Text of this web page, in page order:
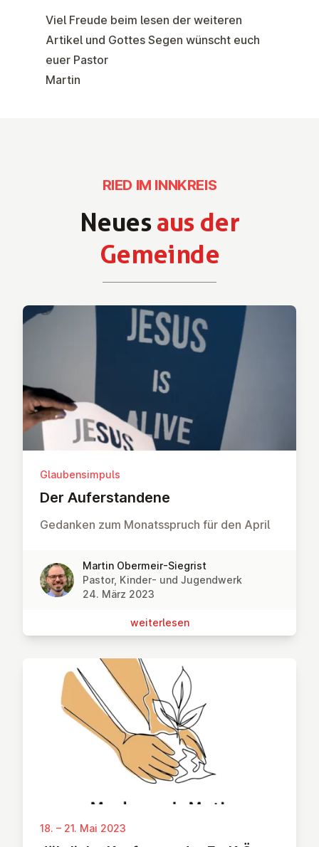
Viel Freude beim lesen der weiteren
Artikel und Gottes Segen wünscht euch
euer Pastor
Martin
Neuesaus der
Gemeinde
RIED IM INNKREIS
Glaubensimpuls
Der Auf­er­stan­de­ne
Gedanken zum Monatsspruch für den April
Martin Obermeir-Siegrist
Pastor, Kinder- und Jugendwerk
24. März 2023
wei­ter­le­sen
18. – 21. Mai 2023